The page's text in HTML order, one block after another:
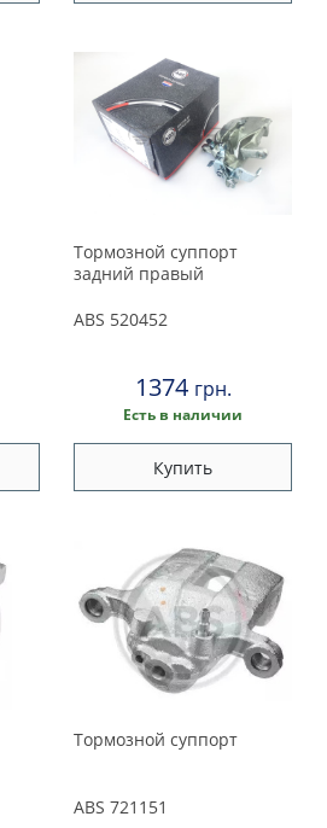
Тормозной суппорт
задний правый
ABS 520452
1374 грн.
Есть в наличии
Купить
Тормозной суппорт
ABS 721151